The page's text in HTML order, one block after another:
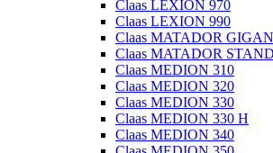
Claas LEXION 970
Claas LEXION 990
Claas MATADOR
Claas MATADOR
Claas MEDION 310
Claas MEDION 320
Claas MEDION 330
Claas MEDION 330 H
Claas MEDION 340